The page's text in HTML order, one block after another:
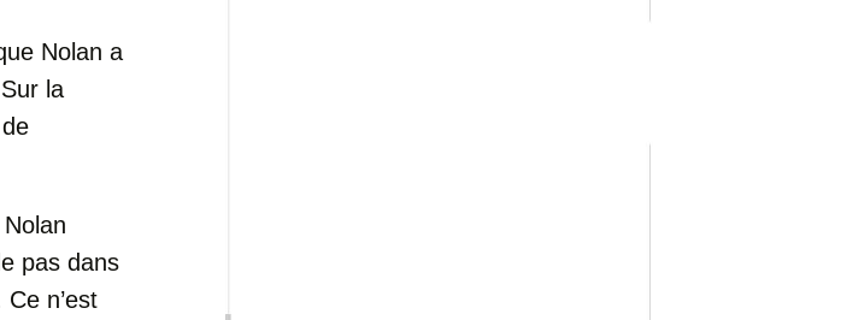
Nolan a
la
pas dans
n’est